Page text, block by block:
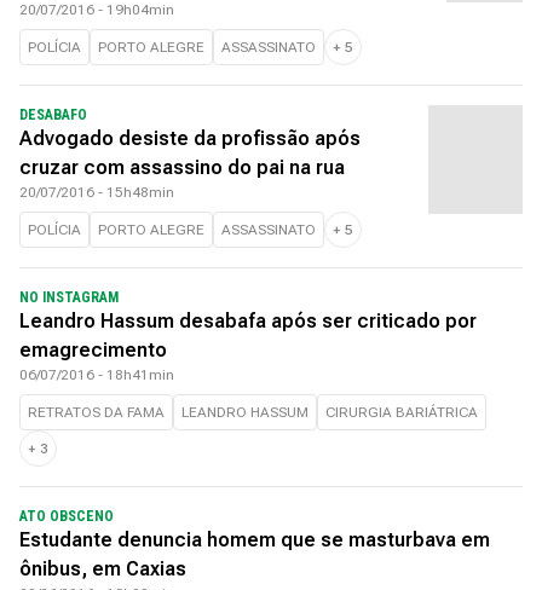
20/07/2016 - 19h04min
POLÍCIA PORTO ALEGRE ASSASSINATO + 5
DESABAFO
Advogado desiste da profissão após
cruzar com assassino do pai na rua
20/07/2016 - 15h48min
POLÍCIA PORTO ALEGRE ASSASSINATO + 5
NO INSTAGRAM
Leandro Hassum desabafa após ser criticado por
emagrecimento
06/07/2016 - 18h41min
RETRATOS DA FAMA LEANDRO HASSUM CIRURGIA BARIÁTRICA
+ 3
ATO OBSCENO
Estudante denuncia homem que se masturbava em
ônibus, em Caxias